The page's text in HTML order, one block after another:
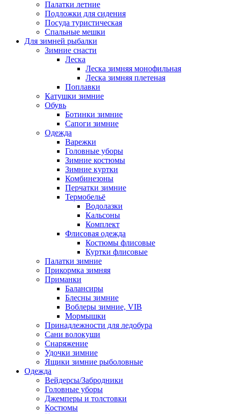
Палатки летние
Подложки для сидения
Посуда туристическая
Спальные мешки
Для зимней рыбалки
Зимние снасти
Леска
Леска зимняя монофильная
Леска зимняя плетеная
Поплавки
Катушки зимние
Обувь
Ботинки зимние
Сапоги зимние
Одежда
Варежки
Головные уборы
Зимние костюмы
Зимние куртки
Комбинезоны
Перчатки зимние
Термобельё
Водолазки
Кальсоны
Комплект
Флисовая одежда
Костюмы флисовые
Куртки флисовые
Палатки зимние
Прикормка зимняя
Приманки
Балансиры
Блесны зимние
Воблеры зимние, VIB
Мормышки
Принадлежности для ледобура
Сани волокуши
Снаряжение
Удочки зимние
Ящики зимние рыболовные
Одежда
Вейдерсы/Забродники
Головные уборы
Джемперы и толстовки
Костюмы